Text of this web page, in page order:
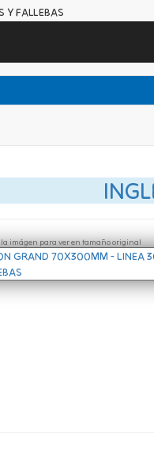
FALLEBAS
imágen para ver en tamaño original